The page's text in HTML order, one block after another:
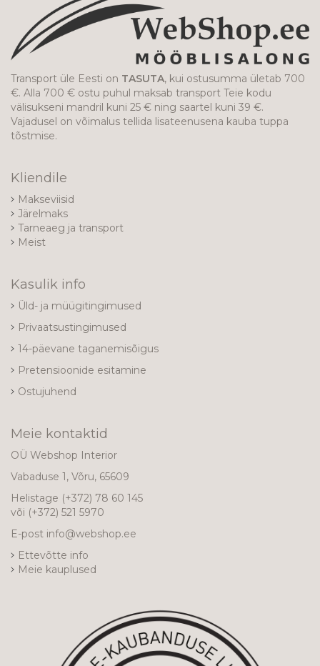
Transport üle Eesti on TASUTA, kui ostusumma ületab 700
€. Alla 700 € ostu puhul maksab transport Teie kodu
välisukseni mandril kuni 25 € ning saartel kuni 39 €.
Vajadusel on võimalus tellida lisateenusena kauba tuppa
tõstmise.
Kliendile
Makseviisid
Järelmaks
Tarneaeg ja transport
Meist
Kasulik info
Üld- ja müügitingimused
Privaatsustingimused
14-päevane taganemisõigus
Pretensioonide esitamine
Ostujuhend
Meie kontaktid
OÜ Webshop Interior
Vabaduse 1, Võru, 65609
Helistage (+372) 78 60 145
või (+372) 521 5970
E-post info@webshop.ee
Ettevõtte info
Meie kauplused